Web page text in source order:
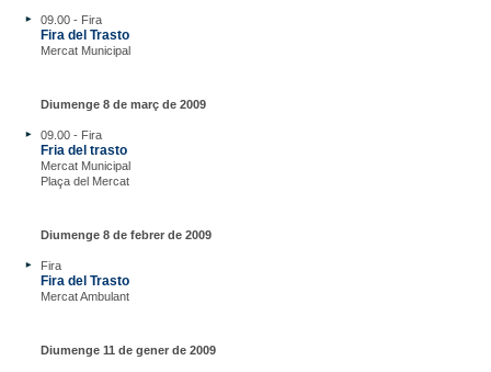
09.00 - Fira
Fira del Trasto
Mercat Municipal
Diumenge 8 de març de 2009
09.00 - Fira
Fria del trasto
Mercat Municipal
Plaça del Mercat
Diumenge 8 de febrer de 2009
Fira
Fira del Trasto
Mercat Ambulant
Diumenge 11 de gener de 2009